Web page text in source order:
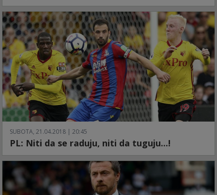
SUBOTA, 21.04.2018 | 20:45
PL: Niti da se raduju, niti da tuguju...!